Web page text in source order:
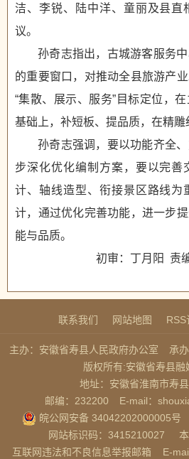
洁、李锐、陆中洋、童丽及县直
议。
孙奇志指出，古城游客服务
的重要窗口，对推动全县旅游产
“集散、展示、服务”目标定位，
基础上，补短板、提品质，在精雕
孙奇志强调，要以功能齐全
步深化优化编制方案，要以完善
计、轴线造型、衔接景区路线为
计，通过优化完善功能，进一步
能与品质。
初审：丁月阳 责
联系我们 网站地图 RSS
主办：安徽省寿县人民政府办公室
承
版权所有:安徽省寿县融
地址：安徽省淮南市寿
邮编：232200
E-mail：
皖公网安备 34042202000005号
网站标识码：3415210027
互联网违法和不良信息举报邮箱
E-